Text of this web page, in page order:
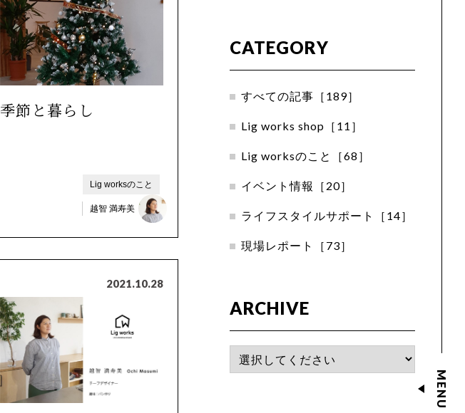
季節と暮らし
Lig worksのこと
越智 満寿美
2021.10.28
CATEGORY
すべての記事［189］
Lig works shop［11］
Lig worksのこと［68］
イベント情報［20］
ライフスタイルサポート［14］
現場レポート［73］
ARCHIVE